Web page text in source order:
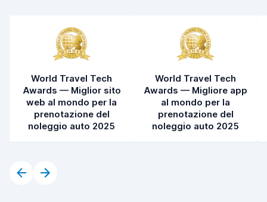
World Travel Tech
Awards — Miglior sito
web al mondo per la
prenotazione del
noleggio auto 2025
World Travel Tech
Awards — Migliore app
al mondo per la
prenotazione del
noleggio auto 2025